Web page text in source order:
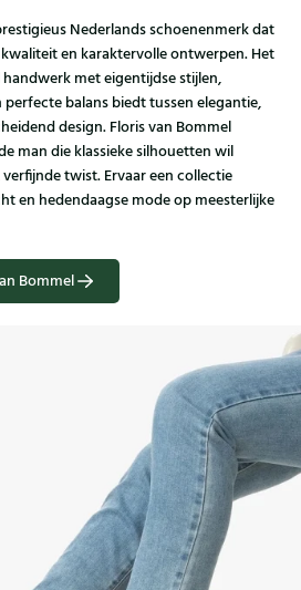
Nederlands schoenenmerk dat
en karaktervolle ontwerpen. Het
met eigentijdse stijlen,
balans biedt tussen elegantie,
design. Floris van Bommel
man die klassieke silhouetten wil
twist. Ervaar een collectie
en hedendaagse mode op meesterlijke
Bommel